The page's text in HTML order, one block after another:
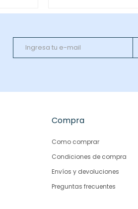
Compra
Como comprar
Condiciones de compra
Envíos y devoluciones
Preguntas frecuentes